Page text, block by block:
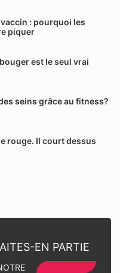
vaccin : pourquoi les
piquer
est le seul vrai
seins grâce au fitness?
rouge. Il court dessus
EN PARTIE